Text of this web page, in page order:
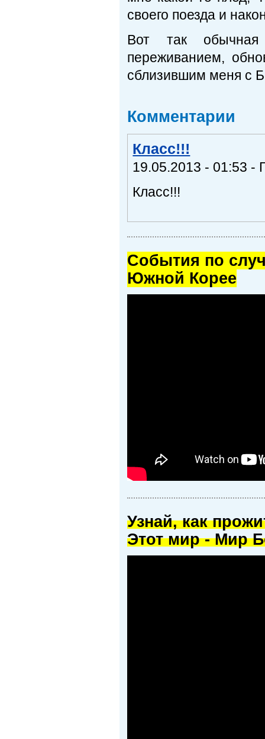
своего поезда и
Вот так обычная
переживанием,
сблизившим меня с
Комментарии
Класс!!!
19.05.2013 - 01:53 -
Класс!!!
Cобытия по
Южной Корее
Узнай, как
Этот мир - Мир